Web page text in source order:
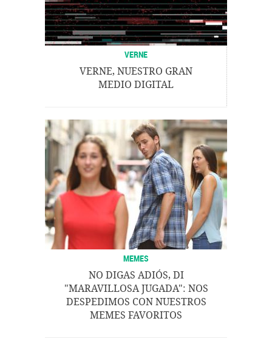
VERNE
VERNE, NUESTRO GRAN
MEDIO DIGITAL
MEMES
NO DIGAS ADIÓS, DI
"MARAVILLOSA JUGADA": NOS
DESPEDIMOS CON NUESTROS
MEMES FAVORITOS